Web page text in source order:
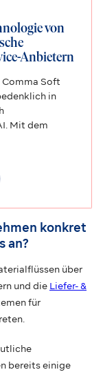
von
Anbietern
Soft
in
Mit dem
konkret
an?
über
und die Liefer- &
für
bereits einige